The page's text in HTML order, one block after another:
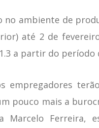
no ambiente de
até 2 de
a partir do período
empregadores
pouco mais a
Marcelo Ferreira,